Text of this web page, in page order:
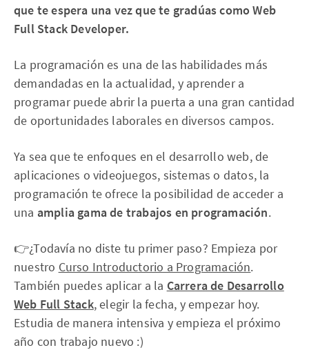
que te espera una vez que te gradúas como Web
Full Stack Developer.
La programación es una de las habilidades más
demandadas en la actualidad, y aprender a
programar puede abrir la puerta a una gran cantidad
de oportunidades laborales en diversos campos.
Ya sea que te enfoques en el desarrollo web, de
aplicaciones o videojuegos, sistemas o datos, la
programación te ofrece la posibilidad de acceder a
una amplia gama de trabajos en programación.
👉¿Todavía no diste tu primer paso? Empieza por
nuestro Curso Introductorio a Programación.
También puedes aplicar a la Carrera de Desarrollo
Web Full Stack, elegir la fecha, y empezar hoy.
Estudia de manera intensiva y empieza el próximo
año con trabajo nuevo :)